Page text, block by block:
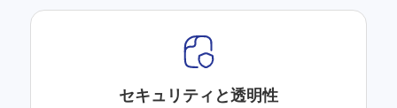
セキュリティと透明性